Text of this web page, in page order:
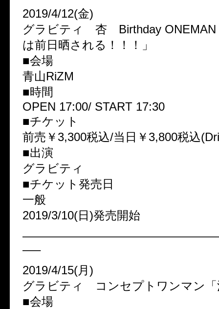
2019/4/12(金)
グラビティ 杏 Birthday ONEMAN
は前日晒される！！！」
■会場
青山RiZM
■時間
OPEN 17:00/ START 17:30
■チケット
前売￥3,300税込/当日￥3,800税込
■出演
グラビティ
■チケット発売日
一般
2019/3/10(日)発売開始
—–
2019/4/15(月)
グラビティ コンセプトワンマン「
■会場